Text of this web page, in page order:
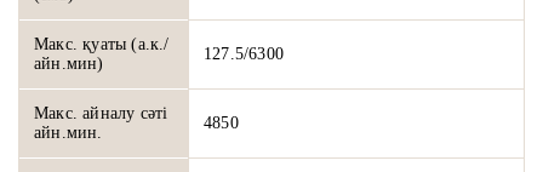
Макс. қуаты (а.к./
айн.мин)
127.5/6300
Макс. айналу сәті
айн.мин.
4850